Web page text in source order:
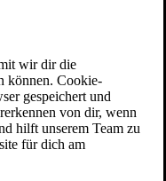
wir dir die
können. Cookie-
gespeichert und
von dir, wenn
hilft unserem Team zu
für dich am